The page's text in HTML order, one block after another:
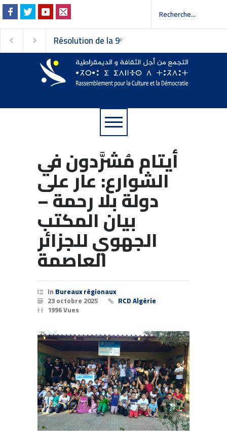
Résolution de la 9ᵉ
session du Conseil
national du
Rassemblement pour la
Culture et la Démocratie
دعوة إلى وسائل الإعلام
أيتام مُشرَّدون في
الشوارع: عار على
دولة بلا رحمة –
بيان المكتب
الجهوي للجزائر
العاصمة
In Bureaux régionaux
23 octobre 2025 RCD Algérie
1996 Vues